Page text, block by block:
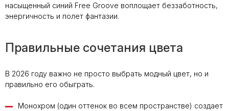
насыщенный синий Free Groove воплощает беззаботность,
энергичность и полет фантазии.
Правильные сочетания цвета
В 2026 году важно не просто выбрать модный цвет, но и
правильно его обыграть.
Монохром (один оттенок во всем пространстве) создает